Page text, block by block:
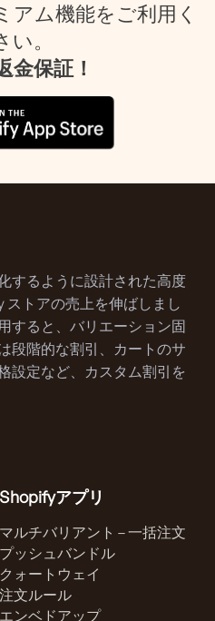
アム機能をご利用く
い。
金保証！
するように設計された高度
トアの売上を伸ばしまし
すると、バリエーション固
段階的な割引、カートのサ
設定など、カスタム割引を
Shopifyアプリ
マルチバリアント – 一括注文
プッシュバンドル
クォートウェイ
注文ルール
エンベドアップ